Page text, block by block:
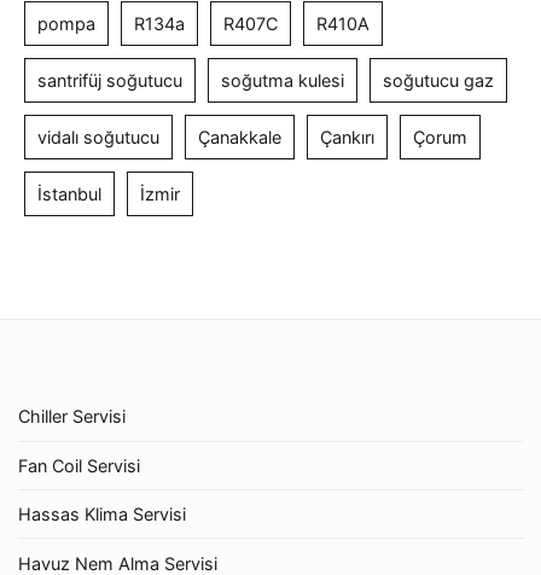
pompa R134a R407C R410A
santrifüj soğutucu soğutma kulesi soğutucu gaz
vidalı soğutucu Çanakkale Çankırı Çorum
İstanbul İzmir
Chiller Servisi
Fan Coil Servisi
Hassas Klima Servisi
Havuz Nem Alma Servisi